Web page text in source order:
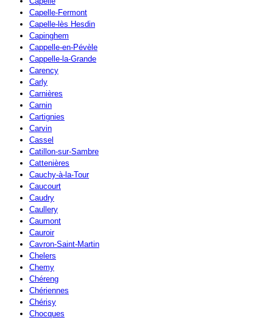
Capelle-Fermont
Capelle-lès Hesdin
Capinghem
Cappelle-en-Pévèle
Cappelle-la-Grande
Carency
Carly
Carnières
Carnin
Cartignies
Carvin
Cassel
Catillon-sur-Sambre
Cattenières
Cauchy-à-la-Tour
Caucourt
Caudry
Caullery
Caumont
Cauroir
Cavron-Saint-Martin
Chelers
Chemy
Chéreng
Chériennes
Chérisy
Chocques